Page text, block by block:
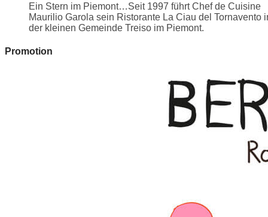
Ein Stern im Piemont…Seit 1997 führt Chef de Cuisine
Maurilio Garola sein Ristorante La Ciau del Tornavento
der kleinen Gemeinde Treiso im Piemont.
Promotion